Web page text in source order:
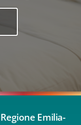
Emilia-